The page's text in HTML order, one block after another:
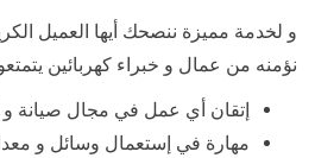
و لخدمة مميزة ننصحك أيها العميل
نؤمنه من عمال و خبراء كهربائين
إتقان أي عمل في مجال صيانة و
مهارة في إستعمال وسائل و